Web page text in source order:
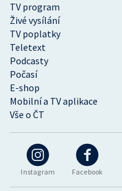
Instagram Facebook
TV program
Živé vysílání
TV poplatky
Teletext
Podcasty
Počasí
E-shop
Mobilní a TV aplikace
Vše o ČT